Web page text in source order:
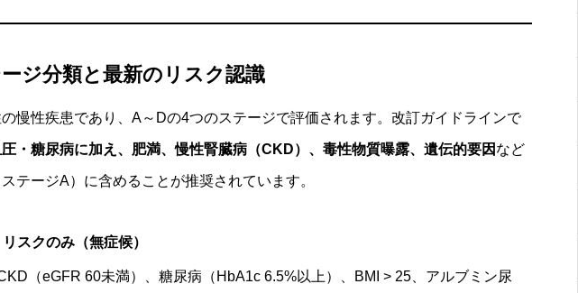
ジ分類と最新のリスク認識
慢性疾患であり、A～Dの4つのステージで評価されます。改訂ガイドラインで
・糖尿病に加え、肥満、慢性腎臓病（CKD）、毒性物質曝露、遺伝的要因 など
テージA）に含めることが推奨されています。
スクのみ（無症候）
（eGFR 60未満）、糖尿病（HbA1c 6.5%以上）、BMI > 25、アルブミン尿